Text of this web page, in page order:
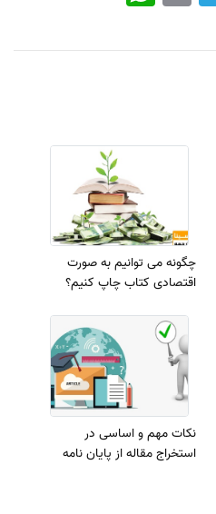
چگونه می توانیم به صورت
اقتصادی کتاب چاپ کنیم؟
نکات مهم و اساسی در
استخراج مقاله از پایان نامه